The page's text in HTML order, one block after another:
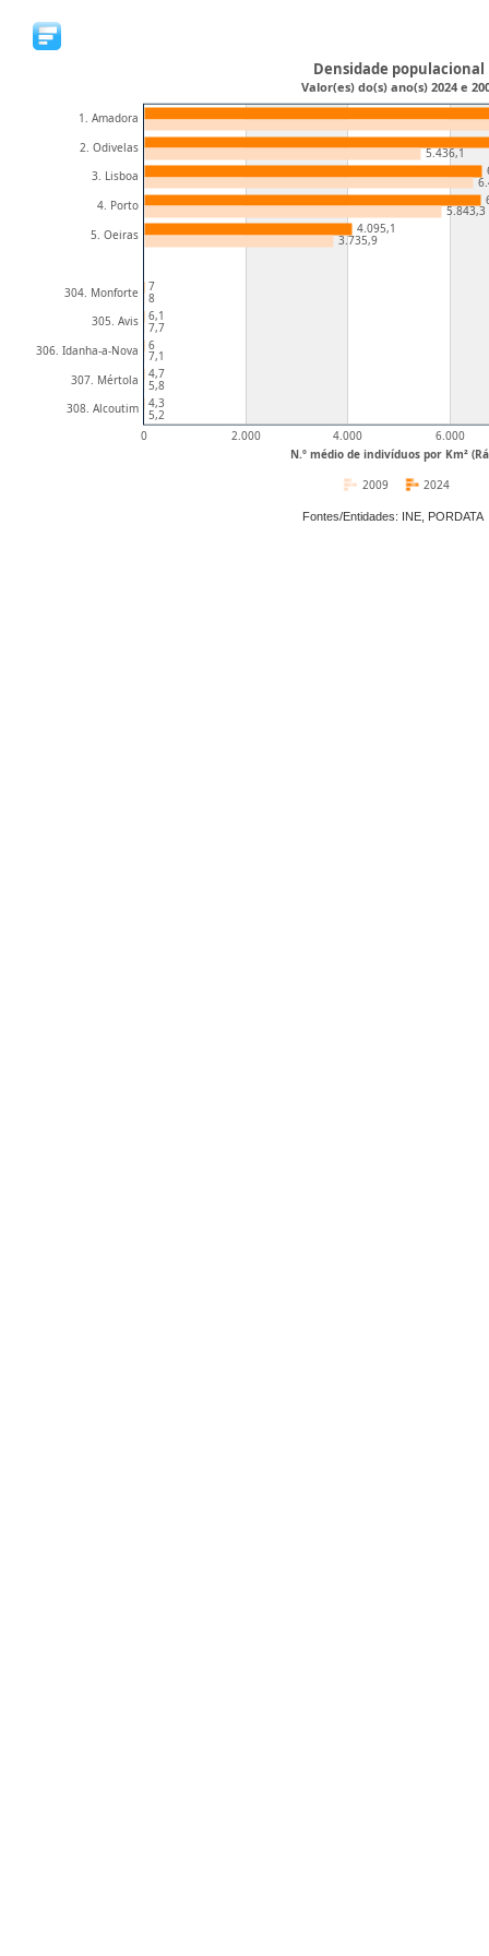
N.º médio de indivíduos por Km²
0 2.000 4.000 6.000
1. Amadora
2. Odivelas
3. Lisboa
4. Porto
5. Oeiras
304. Monforte
305. Avis
306. Idanha-a-Nova
307. Mértola
308. Alcoutim
4.095,1
7
6,1
6
4,7
4,3
5.436,1
5.843,3
3.735,9
8
7,7
7,1
5,8
5,2
Densidade populacional
Valor(es) do(s) ano(s) 2024 e
2024
2009
Fontes/Entidades: INE, PORDATA